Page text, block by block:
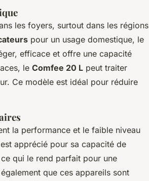
les foyers, surtout dans les régions
pour un usage domestique, le
efficace et offre une capacité
le Comfee 20 L peut traiter
Ce modèle est idéal pour réduire
la performance et le faible niveau
apprécié pour sa capacité de
qui le rend parfait pour une
que ces appareils sont